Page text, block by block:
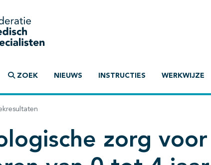
ZOEK NIEUWS INSTRUCTIES WERKWIJZE
zorg